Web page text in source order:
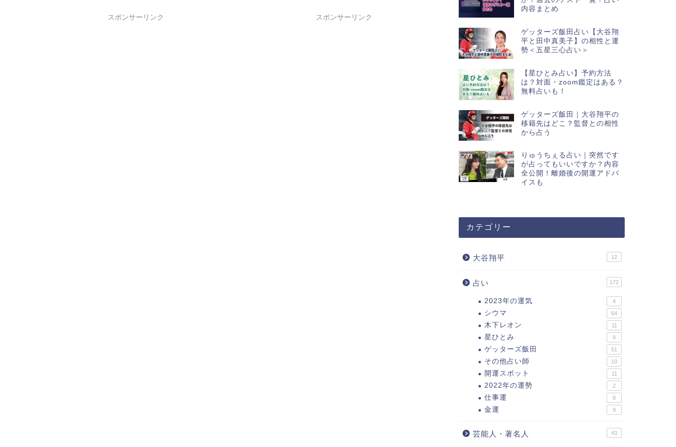
スポンサーリンク スポンサーリンク
内容まとめ
ゲッターズ飯田占い【大谷翔
平と田中真美子】の相性と運
勢＜五星三心占い＞
【星ひとみ占い】予約方法
は？対面・zoom鑑定はある？
無料占いも！
ゲッターズ飯田｜大谷翔平の
移籍先はどこ？監督との相性
から占う
りゅうちぇる占い｜突然です
が占ってもいいですか？内容
全公開！離婚後の開運アドバ
イスも
カテゴリー
大谷翔平 12
占い 172
2023年の運気 4
シウマ 64
木下レオン 11
星ひとみ 9
ゲッターズ飯田 51
その他占い師 10
開運スポット 11
2022年の運勢 2
仕事運 8
金運 9
芸能人・著名人 43